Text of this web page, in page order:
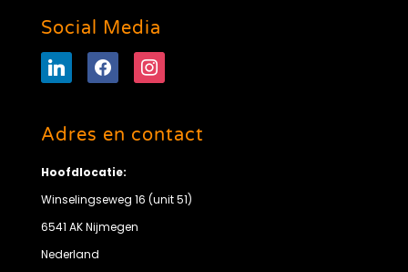
Social Media
linkedin facebook instagram
Adres en contact
Hoofdlocatie:
Winselingseweg 16 (unit 51)
6541 AK Nijmegen
Nederland